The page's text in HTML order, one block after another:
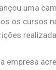
uma
os cursos
empresa